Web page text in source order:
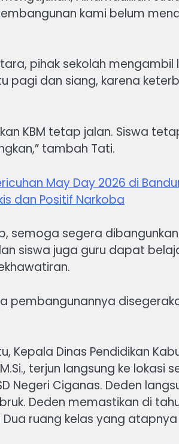
kami belum
pihak sekolah
pagi dan siang, karena
KBM tetap jalan. Siswa
tambah Tati.
May Day 2026 di
dan Positif Narkoba
semoga segera
siswa juga guru dapat
pembangunannya
Kepala Dinas Pendidikan
terjun langsung ke
Negeri Ciganas. Deden
Deden memastikan di
ruang kelas yang